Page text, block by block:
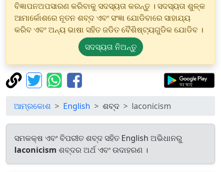
ବିଜ୍ଞାପନଅପସାରଣ କରିବାକୁ ସଦସ୍ୟତା କରନ୍ତୁ । ସଦସ୍ୟତା ଶୁଳ୍କ
ଆମାର୍କୋଶରେ ନୂତନ ଶବ୍ଦ ଏବଂ ସଂଜ୍ଞା ଯୋଡିବାରେ ସାହାଯ୍ୟ
କରିବ ଏବଂ ଅନ୍ୟ ଭାଷା ସହିତ ଜଡିତ ବୈଶିଷ୍ଟ୍ୟଗୁଡିକ ଯୋଡିବ ।
ସଦସ୍ୟତା ନିଅନ୍ତୁ
ଆମ୍ରକୋଶ English ଶବ୍ଦ laconicism
ସମକକ୍ଷ ଏବଂ ବିପରୀତ ଶବ୍ଦ ସହିତ English ଅଭିଧାନରୁ
laconicism ଶବ୍ଦର ଅର୍ଥ ଏବଂ ଉଦାହରଣ ।